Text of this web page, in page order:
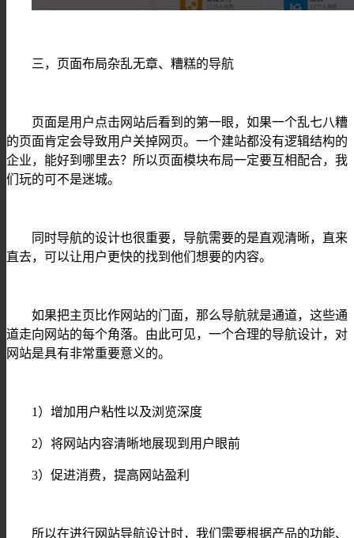
三，页面布局杂乱无章、糟糕的导航
页面是用户点击网站后看到的第一眼，如果一个乱七八糟
的页面肯定会导致用户关掉网页。一个建站都没有逻辑结构的
企业，能好到哪里去？所以页面模块布局一定要互相配合，我
们玩的可不是迷城。
同时导航的设计也很重要，导航需要的是直观清晰，直来
直去，可以让用户更快的找到他们想要的内容。
如果把主页比作网站的门面，那么导航就是通道，这些通
道走向网站的每个角落。由此可见，一个合理的导航设计，对
网站是具有非常重要意义的。
1）增加用户粘性以及浏览深度
2）将网站内容清晰地展现到用户眼前
3）促进消费，提高网站盈利
所以在进行网站导航设计时，我们需要根据产品的功能、